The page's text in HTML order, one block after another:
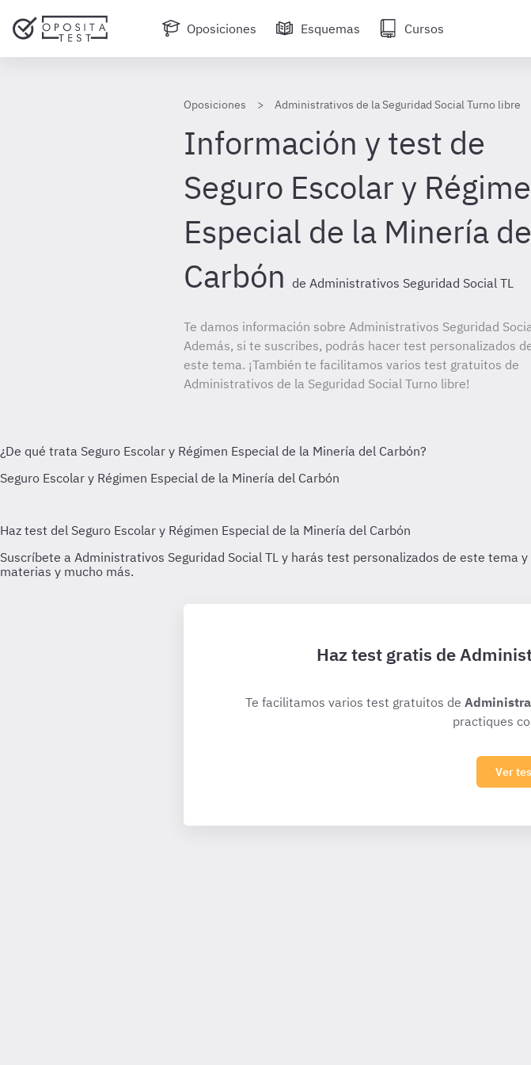
Oposiciones Esquemas Cursos
Oposiciones Administrativos de la Seguridad Social Turno libre
Información y test de
Seguro Escolar y
Especial de la Minería
Carbón de Administrativos Seguridad Social TL
Te damos información sobre Administrativos Seguridad
Además, si te suscribes, podrás hacer test personalizados
este tema. ¡También te facilitamos varios test gratuitos de
Administrativos de la Seguridad Social Turno libre!
Haz test gratis de
Te facilitamos varios test gratuitos de
practiques
Ver